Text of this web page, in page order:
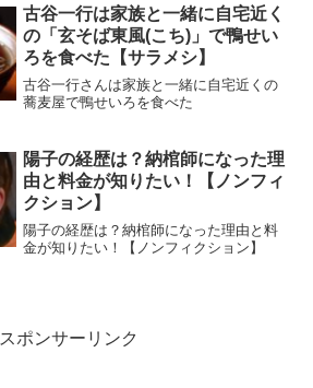
古谷一行は家族と一緒に自宅近く
の「玄そば東風(こち)」で鴨せい
ろを食べた【サラメシ】
古谷一行さんは家族と一緒に自宅近くの
蕎麦屋で鴨せいろを食べた
陽子の経歴は？納棺師になった理
由と料金が知りたい！【ノンフィ
クション】
陽子の経歴は？納棺師になった理由と料
金が知りたい！【ノンフィクション】
スポンサーリンク